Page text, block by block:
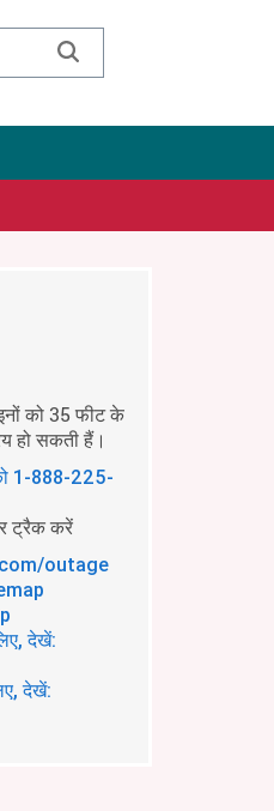
को 35 फीट के
हो सकती हैं।
1-888-225-
ट्रैक करें
outage
देखें:
देखें: